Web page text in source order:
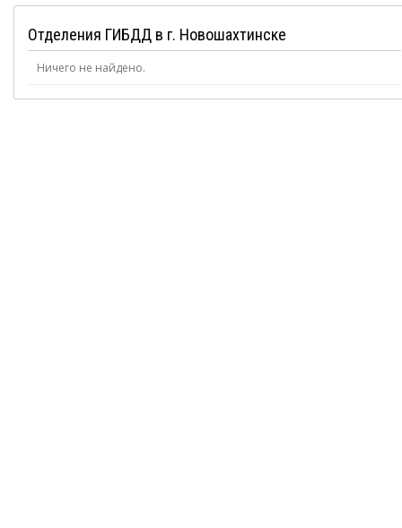
Отделения ГИБДД в г. Новошахтинске
Ничего не найдено.